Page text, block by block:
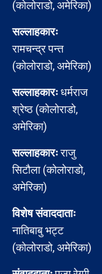
(कोलोराडो, अमेरिका)
सल्लाहकारः
रामचन्द्र पन्त
(कोलोराडो, अमेरिका)
सल्लाहकारःधर्मराज
श्रेष्ठ (कोलोराडो,
अमेरिका)
सल्लाहकारःराजु
सिटौला (कोलोराडो,
अमेरिका)
विशेष संवाददाताः
नातिबाबु भट्ट
(कोलोराडो, अमेरिका)